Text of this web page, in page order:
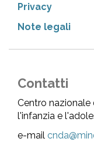
Privacy
Note legali
Contatti
Centro nazionale
l'infanzia e
e-mail